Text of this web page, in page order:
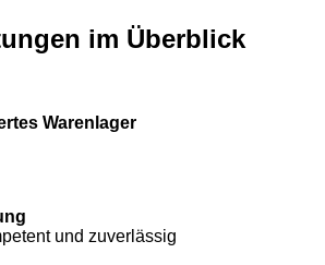
im Überblick
Warenlager
und zuverlässig